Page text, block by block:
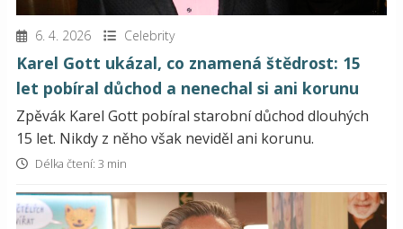
6. 4. 2026 Celebrity
Karel Gott ukázal, co znamená štědrost: 15
let pobíral důchod a nenechal si ani korunu
Zpěvák Karel Gott pobíral starobní důchod dlouhých
15 let. Nikdy z něho však neviděl ani korunu.
Délka čtení: 3 min